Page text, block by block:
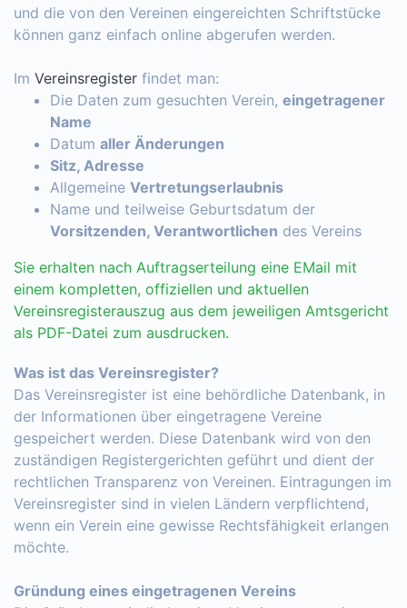
und die von den Vereinen eingereichten Schriftstücke
können ganz einfach online abgerufen werden.
Im Vereinsregister findet man:
Die Daten zum gesuchten Verein, eingetragener
Name
Datum aller Änderungen
Sitz, Adresse
Allgemeine Vertretungserlaubnis
Name und teilweise Geburtsdatum der
Vorsitzenden, Verantwortlichen des Vereins
Sie erhalten nach Auftragserteilung eine EMail mit
einem kompletten, offiziellen und aktuellen
Vereinsregisterauszug aus dem jeweiligen Amtsgericht
als PDF-Datei zum ausdrucken.
Was ist das Vereinsregister?
Das Vereinsregister ist eine behördliche Datenbank, in
der Informationen über eingetragene Vereine
gespeichert werden. Diese Datenbank wird von den
zuständigen Registergerichten geführt und dient der
rechtlichen Transparenz von Vereinen. Eintragungen im
Vereinsregister sind in vielen Ländern verpflichtend,
wenn ein Verein eine gewisse Rechtsfähigkeit erlangen
möchte.
Gründung eines eingetragenen Vereins